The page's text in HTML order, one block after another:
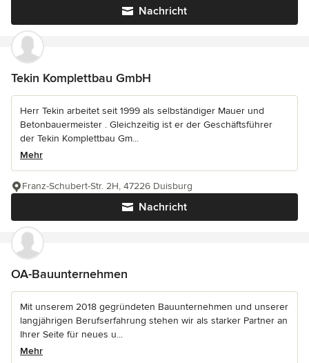
Nachricht
Tekin Komplettbau GmbH
Herr Tekin arbeitet seit 1999 als selbständiger Mauer und
Betonbauermeister . Gleichzeitig ist er der Geschäftsführer
der Tekin Komplettbau Gm...
Mehr
Nachricht
Franz-Schubert-Str. 2H, 47226 Duisburg
OA-Bauunternehmen
Mit unserem 2018 gegründeten Bauunternehmen und unserer
langjährigen Berufserfahrung stehen wir als starker Partner an
Ihrer Seite für neues u...
Mehr